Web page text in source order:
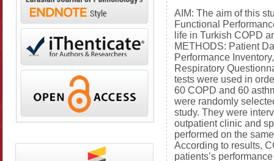
AIM: The aim of this
Functional
life in Turkish COPD
METHODS: Patient
Performance
Respiratory
tests were used in
60 COPD and 60
were randomly
study. They were
outpatient clinic and
performed on the
According to results,
patients’s